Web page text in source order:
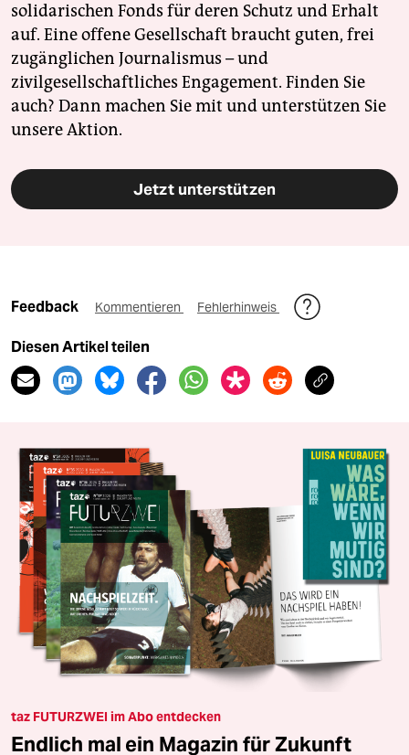
solidarischen Fonds für deren Schutz und Erhalt
auf. Eine offene Gesellschaft braucht guten, frei
zugänglichen Journalismus – und
zivilgesellschaftliches Engagement. Finden Sie
auch? Dann machen Sie mit und unterstützen Sie
unsere Aktion.
Jetzt unterstützen
Feedback Kommentieren Fehlerhinweis
Diesen Artikel teilen
taz FUTURZWEI im Abo entdecken
Endlich mal ein Magazin für Zukunft